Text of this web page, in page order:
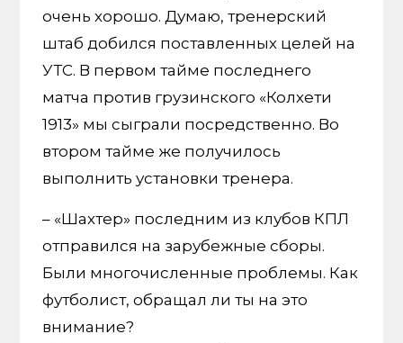
очень хорошо. Думаю, тренерский
штаб добился поставленных целей на
УТС. В первом тайме последнего
матча против грузинского «Колхети
1913» мы сыграли посредственно. Во
втором тайме же получилось
выполнить установки тренера.
– «Шахтер» последним из клубов КПЛ
отправился на зарубежные сборы.
Были многочисленные проблемы. Как
футболист, обращал ли ты на это
внимание?